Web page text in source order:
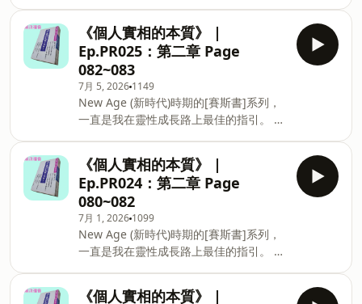
provided by SoundOn
短短20分鐘上下的時間，就可以聽我剖讀
賽斯書給你聽。 希望用這種便利的方式，
能吸引到更多對賽斯書有興趣的人。 目前
在讀的，是《個人實相的本質》這本賽斯
寫的，直接描述自我意識如何構築人實相
的著作。 譯者：王季慶、王育盛 出版
者：方智出版社股份有限公司 -- Hosting
provided by SoundOn
《個人實相的本質》 |
Ep.PR025：第二章 Page
082~083
7月 5, 2026 1149
New Age (新時代)時期的[賽斯書]系列，
一直是我在靈性成長路上最佳的指引。 各
短短20分鐘上下的時間，就可以聽我剖讀
賽斯書給你聽。 希望用這種便利的方式，
能吸引到更多對賽斯書有興趣的人。 目前
在讀的，是《個人實相的本質》這本賽斯
寫的，直接描述自我意識如何構築人實相
的著作。 譯者：王季慶、王育盛 出版
者：方智出版社股份有限公司 -- Hosting
provided by SoundOn
《個人實相的本質》 |
Ep.PR024：第二章 Page
080~082
7月 1, 2026 1099
New Age (新時代)時期的[賽斯書]系列，
一直是我在靈性成長路上最佳的指引。 各
短短20分鐘上下的時間，就可以聽我剖讀
《個人實相的本質》 |